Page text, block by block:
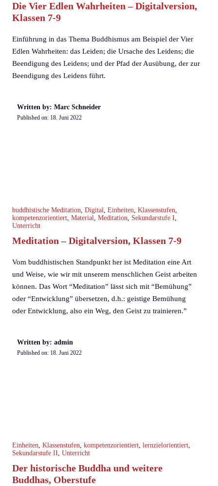
Die Vier Edlen Wahrheiten – Digitalversion,
Klassen 7-9
Einführung in das Thema Buddhismus am Beispiel der Vier
Edlen Wahrheiten: das Leiden; die Ursache des Leidens; die
Beendigung des Leidens; und der Pfad der Ausübung, der zur
Beendigung des Leidens führt.
Written by: Marc Schneider
Published on: 18. Juni 2022
buddhistische Meditation, Digital, Einheiten, Klassenstufen,
kompetenzorientiert, Material, Meditation, Sekundarstufe I,
Unterricht
Meditation – Digitalversion, Klassen 7-9
Vom buddhistischen Standpunkt her ist Meditation eine Art
und Weise, wie wir mit unserem menschlichen Geist arbeiten
können. Das Wort “Meditation” lässt sich mit “Bemühung”
oder “Entwicklung” übersetzen, d.h.: geistige Bemühung
oder Entwicklung, also ein Weg, den Geist zu trainieren.”
Written by: admin
Published on: 18. Juni 2022
Einheiten, Klassenstufen, kompetenzorientiert, lernzielorientiert,
Sekundarstufe II, Unterricht
Der historische Buddha und weitere
Buddhas, Oberstufe